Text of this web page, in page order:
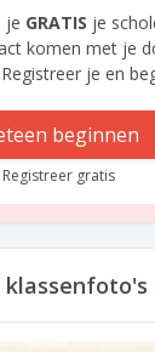
je GRATIS je
komen met je
je en
beginnen
Registreer gratis
klassenfoto's